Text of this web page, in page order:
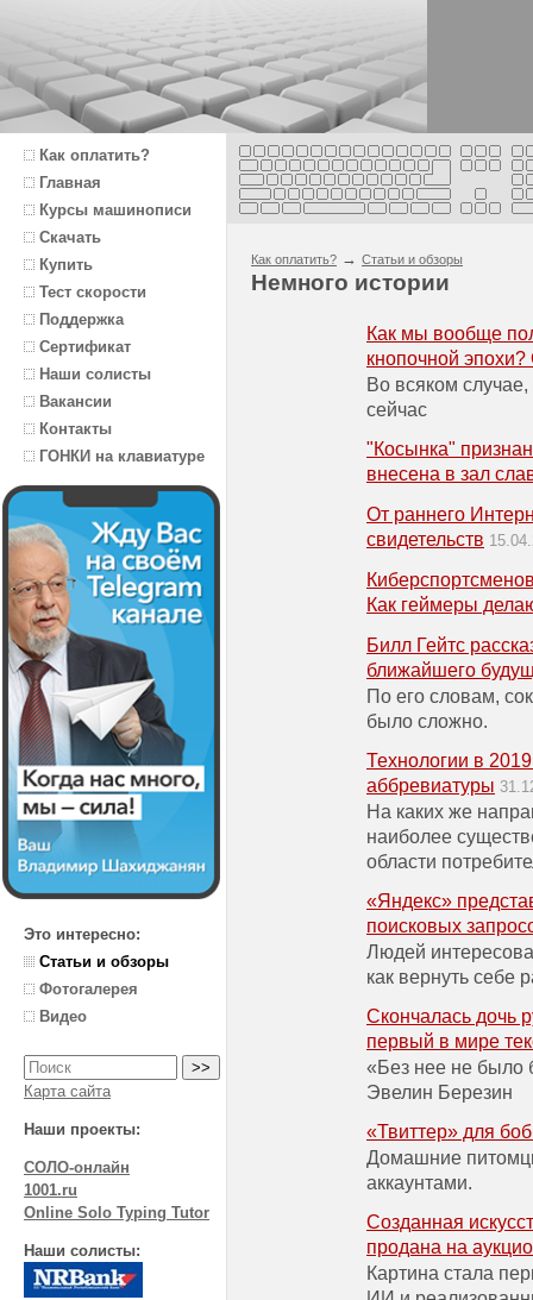
Как оплатить?
Главная
Курсы машинописи
Скачать
Купить
Тест скорости
Поддержка
Сертификат
Наши солисты
Вакансии
Контакты
ГОНКИ на клавиатуре
Это интересно:
Статьи и обзоры
Фотогалерея
Видео
Карта сайта
Наши проекты:
СОЛО-онлайн
1001.ru
Online Solo Typing Tutor
Наши солисты:
Как оплатить? → Статьи и обзоры
Немного истории
Как мы вообще
кнопочной
Во всяком
сейчас
"Косынка"
внесена в зал
От раннего
свидетельств
Как геймеры
Билл Гейтс
ближайшего
По его словам,
было сложно.
Технологии в
аббревиатуры
На каких же
наиболее
области
«Яндекс»
поисковых
Людей
как вернуть себе
Скончалась дочь
первый в мире
«Без нее не было
Эвелин Березин
«Твиттер» для
Домашние
аккаунтами.
Созданная
продана на
Картина стала